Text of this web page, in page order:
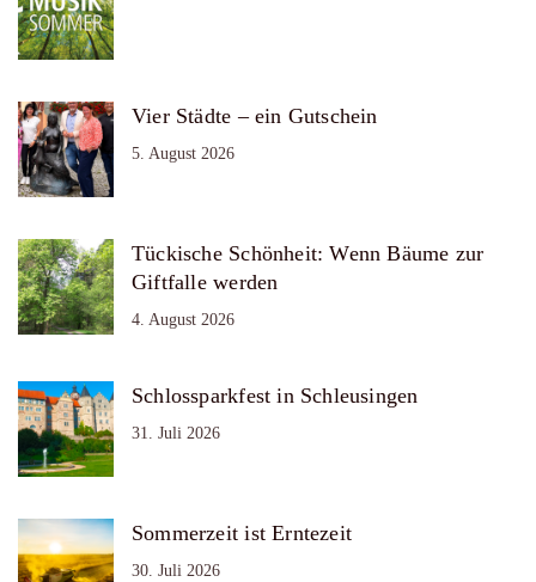
Vier Städte – ein Gutschein
5. August 2026
Tückische Schönheit: Wenn Bäume zur
Giftfalle werden
4. August 2026
Schlossparkfest in Schleusingen
31. Juli 2026
Sommerzeit ist Erntezeit
30. Juli 2026